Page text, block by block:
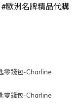
#歐洲名牌精品代購